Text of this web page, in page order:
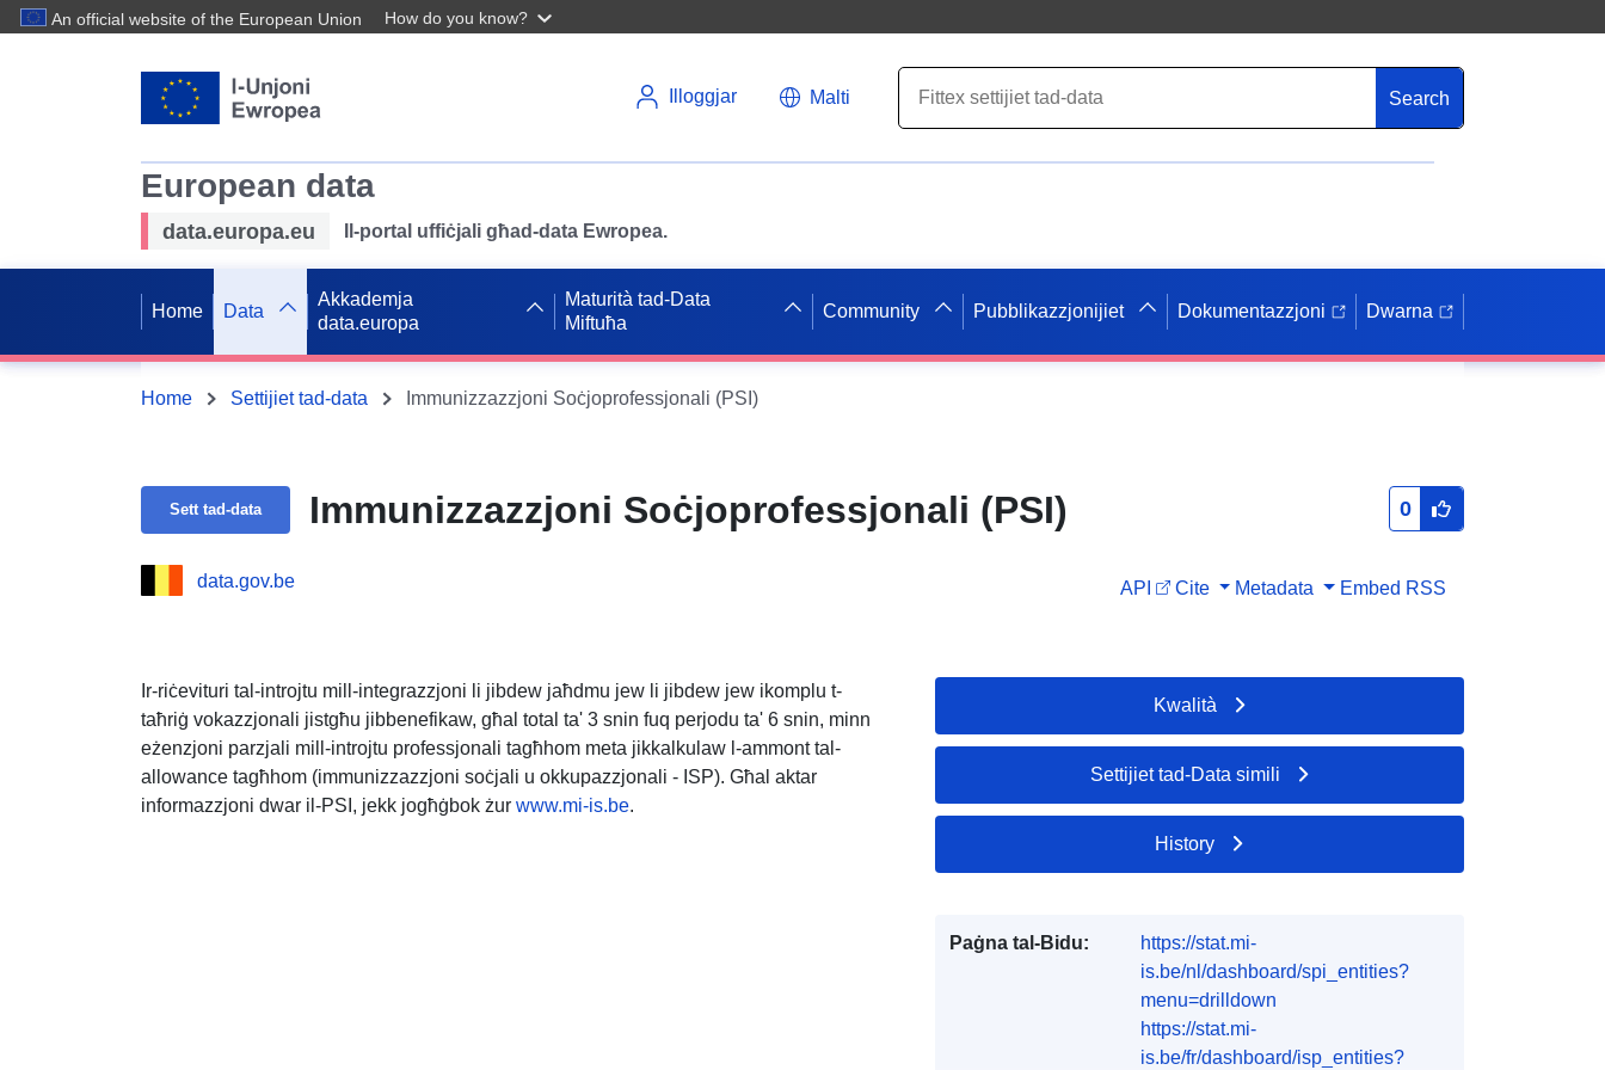
An official website of the European Union How do you know?
Illoggjar Malti Search
European data
data.europa.eu Il-portal uffiċjali għad-data Ewropea.
Home Data
Akkademja
data.europa
Maturità tad-Data
Miftuħa
Community Pubblikazzjonijiet Dokumentazzjoni Dwarna
Home Settijiet tad-data Immunizzazzjoni Soċjoprofessjonali (PSI)
Sett tad-data Immunizzazzjoni Soċjoprofessjonali (PSI) 0
data.gov.be API Cite Metadata Embed RSS
Ir-riċevituri tal-introjtu mill-integrazzjoni li jibdew jaħdmu jew li jibdew jew ikomplu t-
taħriġ vokazzjonali jistgħu jibbenefikaw, għal total ta' 3 snin fuq perjodu ta' 6 snin, minn
eżenzjoni parzjali mill-introjtu professjonali tagħhom meta jikkalkulaw l-ammont tal-
allowance tagħhom (immunizzazzjoni soċjali u okkupazzjonali - ISP). Għal aktar
informazzjoni dwar il-PSI, jekk jogħġbok żur www.mi-is.be.
Kwalità
Settijiet tad-Data simili
History
Paġna tal-Bidu:
https://stat.mi-
is.be/nl/dashboard/spi_entities?
menu=drilldown
https://stat.mi-
is.be/fr/dashboard/isp_entities?